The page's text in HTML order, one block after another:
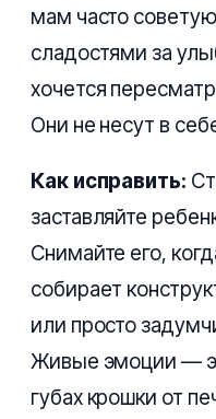
мам часто
сладостями за
хочется
Они не несут в
Как исправить:
заставляйте
Снимайте его,
собирает
или просто
Живые эмоции —
губах крошки от